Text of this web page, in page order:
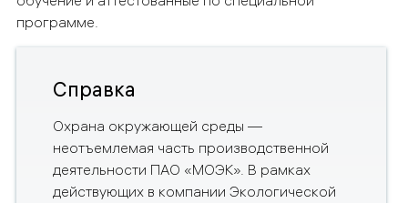
программе.
Справка
Охрана окружающей среды —
неотъемлемая часть производственной
деятельности ПАО «МОЭК». В рамках
действующих в компании Экологической